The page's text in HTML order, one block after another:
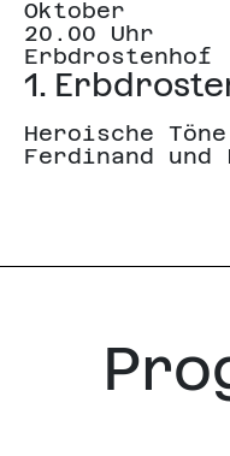
Oktober
20.00 Uhr
Erbdrostenhof
1.
Heroische
Ferdinand und